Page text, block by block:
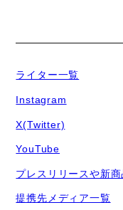
ライター一覧
Instagram
X(Twitter)
YouTube
プレスリリースや新
提携先メディア一覧